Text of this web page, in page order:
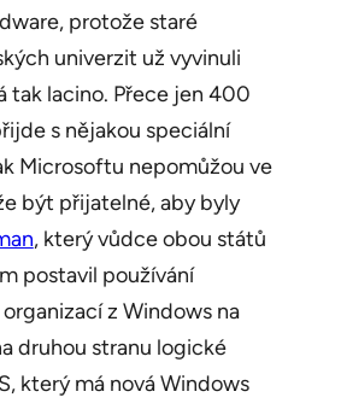
protože staré
univerzit už vyvinuli
tak lacino. Přece jen 400
s nějakou speciální
Microsoftu nepomůžou ve
být přijatelné, aby byly
, který vůdce obou států
postavil používání
z Windows na
druhou stranu logické
který má nová Windows